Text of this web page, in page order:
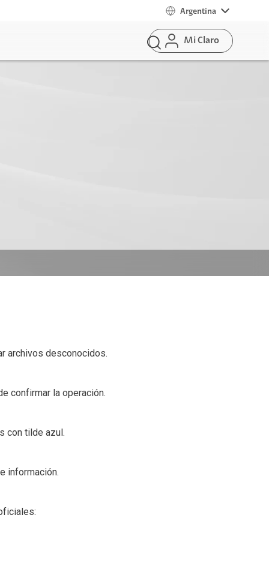
Argentina
Mi Claro
archivos desconocidos.
confirmar la operación.
con tilde azul.
información.